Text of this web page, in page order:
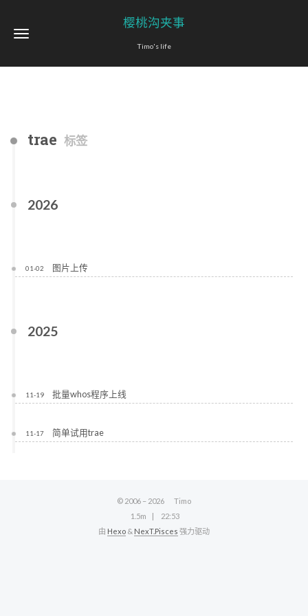
樱桃沟夹事
Timo's life
trae 标签
2026
01-02 图片上传
2025
11-19 批量whos程序上线
11-17 简单试用trae
© 2006 – 2026
Timo
1.5m
22:53
由 Hexo & NexT.Pisces 强力驱动